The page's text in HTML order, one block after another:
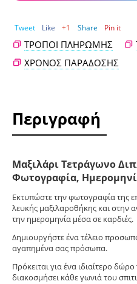
Tweet Like +1 Share Pin it
ΤΡΌΠΟΙ ΠΛΗΡΩΜΉΣ
ΧΡΌΝΟΣ ΠΑΡΆΔΟΣΗΣ
Περιγραφή
Μαξιλάρι Τετράγωνο
Φωτογραφία,
Εκτυπώστε την φωτογραφία της
λευκής μαξιλαροθήκης και στην
την ημερομηνία μέσα σε καρδιές.
Δημιουργήστε ένα τέλειο
αγαπημένα σας πρόσωπα.
Πρόκειται για ένα ιδιαίτερο
διακοσμήσει κάθε γωνιά του